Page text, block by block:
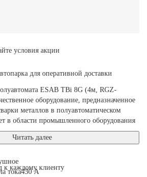
условия акции
ESAB TBi 8G (4м, RGZ-
оборудование, предназначенное
металлов в полуавтоматическом
Читать далее
тока430 А
для оперативной доставки
в области промышленного оборудования
к каждому клиенту